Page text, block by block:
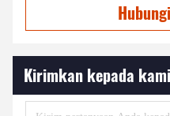
Kirimkan kepada kami